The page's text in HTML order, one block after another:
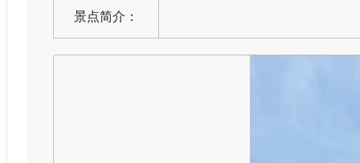
景点简介：